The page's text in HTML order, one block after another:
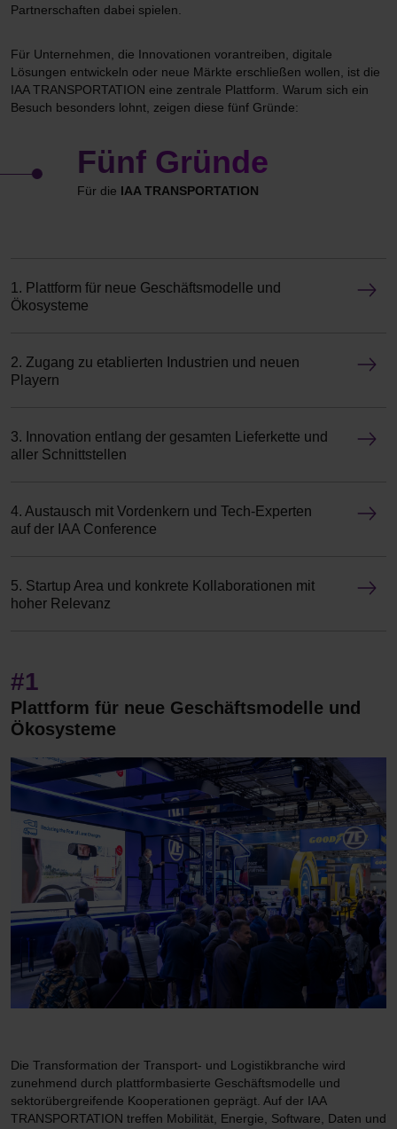
Partnerschaften dabei spielen.
Für Unternehmen, die Innovationen vorantreiben, digitale
Lösungen entwickeln oder neue Märkte erschließen wollen, ist die
IAA TRANSPORTATION eine zentrale Plattform. Warum sich ein
Besuch besonders lohnt, zeigen diese fünf Gründe:
Fünf Gründe
Für die IAA TRANSPORTATION
1. Plattform für neue Geschäftsmodelle und
Ökosysteme
2. Zugang zu etablierten Industrien und neuen
Playern
3. Innovation entlang der gesamten Lieferkette und
aller Schnittstellen
4. Austausch mit Vordenkern und Tech-Experten
auf der IAA Conference
5. Startup Area und konkrete Kollaborationen mit
hoher Relevanz
#1
Plattform für neue Geschäftsmodelle und
Ökosysteme
Die Transformation der Transport- und Logistikbranche wird
zunehmend durch plattformbasierte Geschäftsmodelle und
sektorübergreifende Kooperationen geprägt. Auf der IAA
TRANSPORTATION treffen Mobilität, Energie, Software, Daten und